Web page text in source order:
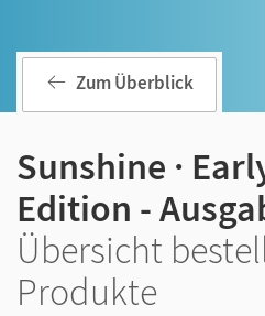
Zum Überblick
Sunshine ·
Edition -
Übersicht
Produkte